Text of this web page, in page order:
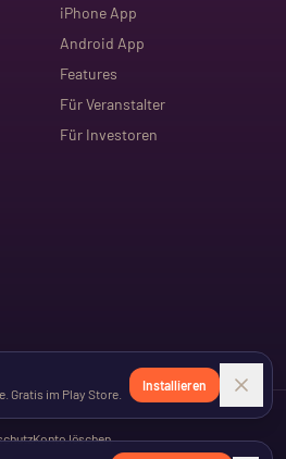
iPhone App
Android App
Features
Für Veranstalter
Für Investoren
Konto löschen
Gratis im Play Store.
Installieren